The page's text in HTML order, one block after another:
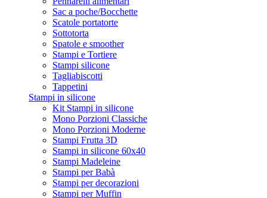
Sac a poche/Bocchette
Scatole portatorte
Sottotorta
Spatole e smoother
Stampi e Tortiere
Stampi silicone
Tagliabiscotti
Tappetini
Stampi in silicone
Kit Stampi in silicone
Mono Porzioni Classiche
Mono Porzioni Moderne
Stampi Frutta 3D
Stampi in silicone 60x40
Stampi Madeleine
Stampi per Babà
Stampi per decorazioni
Stampi per Muffin